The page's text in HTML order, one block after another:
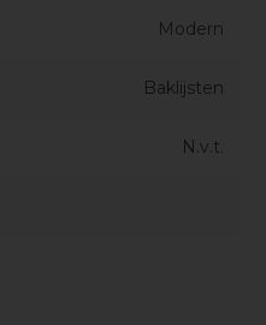
Modern
Baklijsten
N.v.t.